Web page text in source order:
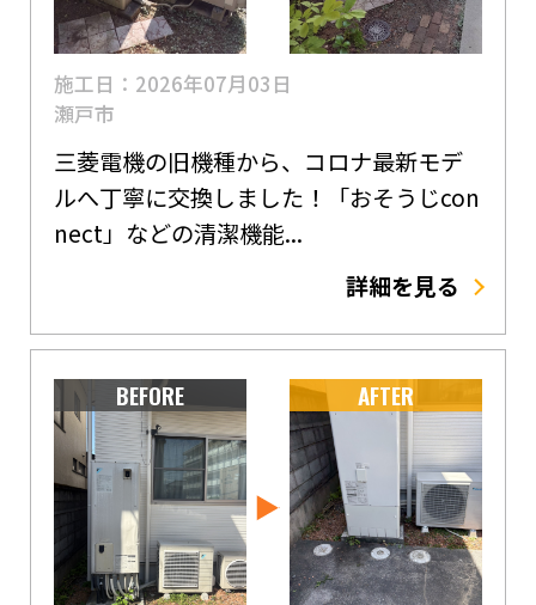
施工日：2026年07月03日
瀬戸市
三菱電機の旧機種から、コロナ最新モデ
ルへ丁寧に交換しました！「おそうじcon
nect」などの清潔機能...
詳細を見る
BEFORE AFTER